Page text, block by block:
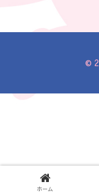
©
ホーム